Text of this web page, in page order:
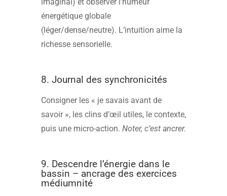
énergétique globale
(léger/dense/neutre). L’intuition aime la
richesse sensorielle.
8. Journal des synchronicités
Consigner les « je savais avant de
savoir », les clins d’œil utiles, le contexte,
puis une micro-action. Noter, c’est ancrer.
9. Descendre l’énergie dans le
bassin – ancrage des exercices
médiumnité